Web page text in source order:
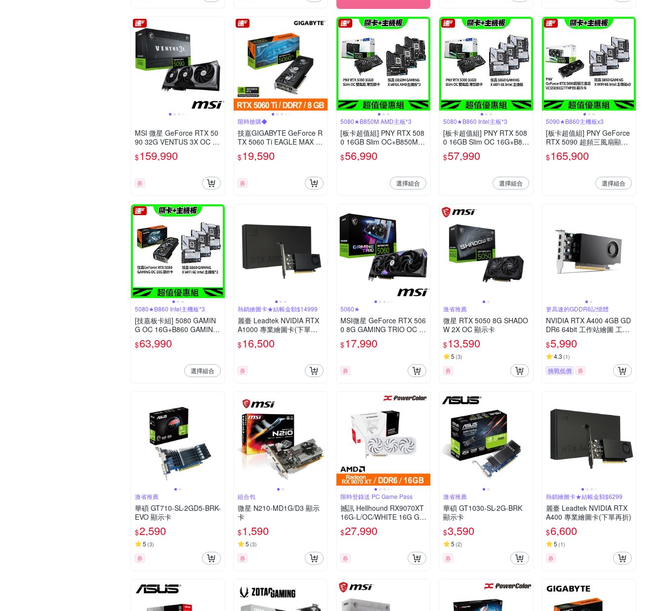
MSI 微星 GeForce RTX 50
90 32G VENTUS 3X OC 顯
示卡
$159,990
券
限時搶購◆
技嘉GIGABYTE GeForce R
TX 5060 Ti EAGLE MAX O
C 8G 顯示卡
$19,590
券
5080★B850M AMD主板*3
[板卡超值組] PNY RTX 508
0 16GB Slim OC+B850M G
AMING X WF6E AMD主機
板*3
$56,990
選擇組合
5080★B860 Intel主板*3
[板卡超值組] PNY RTX 508
0 16GB Slim OC 16G+B86
0 GAMING X WIFI 6E Intel
主機板*3
$57,990
選擇組合
5090★B860主機板x3
[板卡超值組] PNY GeForce
RTX 5090 超頻三風扇顯示
卡+技嘉 B860 GAMING X
WIFI 6E Intel 主機板*3
$165,900
選擇組合
5080★B860 Intel主機板*3
[技嘉板卡組] 5080 GAMIN
G OC 16G+B860 GAMING
X WIFI 6E Intel 主機板*3
$63,990
選擇組合
熱銷繪圖卡★結帳金額$14999
麗臺 Leadtek NVIDIA RTX
A1000 專業繪圖卡(下單再
折)
$16,500
券
5060★
MSI微星 GeForce RTX 506
0 8G GAMING TRIO OC 顯
示卡
$17,990
券
激省推薦
微星 RTX 5050 8G SHADO
W 2X OC 顯示卡
$13,590
5 (3)
券
更高速的GDDR6記憶體
NVIDIA RTX A400 4GB GD
DR6 64bit 工作站繪圖 工業
包-無任何線材【出清】
$5,990
4.3 (1)
挑戰低價 券
激省推薦
華碩 GT710-SL-2GD5-BRK-
EVO 顯示卡
$2,590
5 (3)
券
組合包
微星 N210-MD1G/D3 顯示
卡
$1,590
5 (3)
券
限時登錄送 PC Game Pass
撼訊 Hellhound RX9070XT
16G-L/OC/WHITE 16G GD
DR6 顯示卡
$27,990
券
激省推薦
華碩 GT1030-SL-2G-BRK
顯示卡
$3,590
5 (2)
券
熱銷繪圖卡★結帳金額$6299
麗臺 Leadtek NVIDIA RTX
A400 專業繪圖卡(下單再折)
$6,600
5 (1)
券